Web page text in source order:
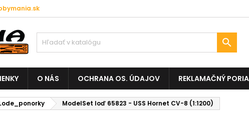

O NÁS OCHRANA OS. ÚDAJOV REKLAMAČNÝ
ModelSet loď 65823 - USS Hornet CV-8 (1:1200)